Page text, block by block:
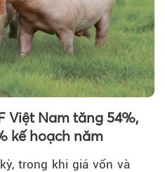
Việt Nam tăng 54%,
kế hoạch năm
trong khi giá vốn và